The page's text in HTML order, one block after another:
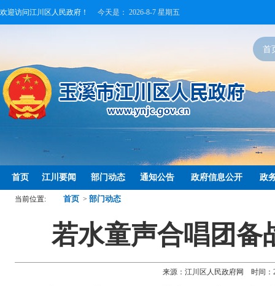
欢迎访问江川区人民政府！ 今天是： 2026-8-7 星期五
首
首页 江川要闻 部门动态 通知公告 政府信息公开 政
当前位置: 首页 > 部门动态
若水童声合唱团备
来源：江川区人民政府网 时间：